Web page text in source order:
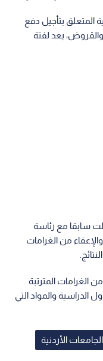
المتعلق بتأجيل دفع
يعد لفتة
سابقا مع رئاسة
من الغرامات
الغرامات المترتبة
الدراسية والمواد التي
الجامعات الأردنية